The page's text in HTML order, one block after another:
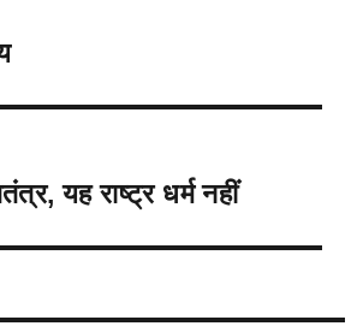
यह राष्ट्र धर्म नहीं